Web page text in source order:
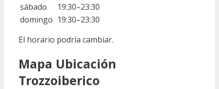
sábado
19:30–23:30
domingo 19:30–23:30
El horario podría cambiar.
Mapa Ubicación
Trozzoiberico